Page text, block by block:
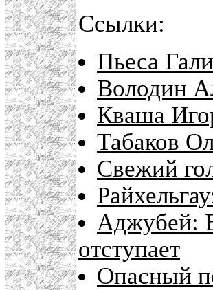
Ссылки:
Пьеса
Володин
Кваша
Табаков
Свежий
Аджубей:
отступает
Опасный